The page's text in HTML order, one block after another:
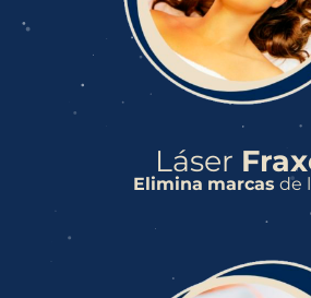
Láser
Elimina marcas de